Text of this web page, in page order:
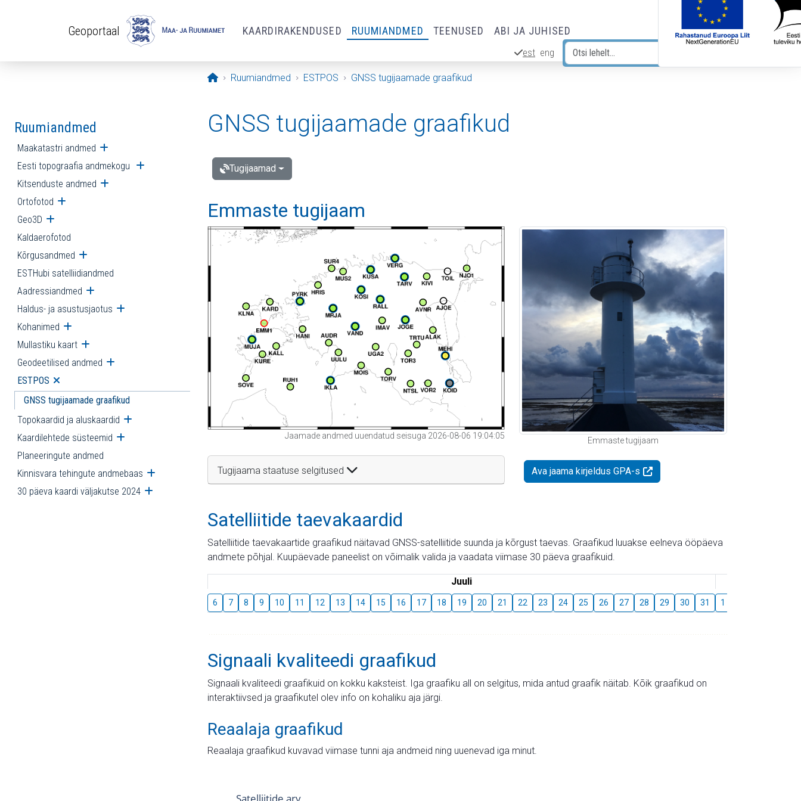
Geoportaal KAARDIRAKENDUSED RUUMIANDMED TEENUSED ABI JA JUHISED
est eng
Avaleht
Ruumiandmed ESTPOS GNSS tugijaamade graafikud
Ruumiandmed
Maakatastri andmed Ava alammenüü
Eesti topograafia andmekogu Ava alammenüü
Kitsenduste andmed Ava alammenüü
Ortofotod Ava alammenüü
Geo3D Ava alammenüü
Kaldaerofotod
Kõrgusandmed Ava alammenüü
ESTHubi satelliidiandmed
Aadressiandmed Ava alammenüü
Haldus- ja asustusjaotus Ava alammenüü
Kohanimed Ava alammenüü
Mullastiku kaart Ava alammenüü
Geodeetilised andmed Ava alammenüü
ESTPOS Ava alammenüü
GNSS tugijaamade graafikud
Topokaardid ja aluskaardid Ava alammenüü
Kaardilehtede süsteemid Ava alammenüü
Planeeringute andmed
Kinnisvara tehingute andmebaas Ava alammenüü
30 päeva kaardi väljakutse 2024 Ava alammenüü
GNSS tugijaamade graafikud
Tugijaamad
Emmaste tugijaam
Jaamade andmed uuendatud seisuga 2026-08-06 19:04:05
Tugijaama staatuse selgitused
Emmaste tugijaam
Ava jaama kirjeldus GPA-s
Satelliitide taevakaardid
Satelliitide taevakaartide graafikud näitavad GNSS-satelliitide suunda ja kõrgust taevas. Graafikud luuakse eelneva ööpäeva
andmete põhjal. Kuupäevade paneelist on võimalik valida ja vaadata viimase 30 päeva graafikuid.
Juuli
6 7 8 9 10 11 12 13 14 15 16 17 18 19 20 21 22 23 24 25 26 27 28 29 30 31 1
Signaali kvaliteedi graafikud
Signaali kvaliteedi graafikuid on kokku kaksteist. Iga graafiku all on selgitus, mida antud graafik näitab. Kõik graafikud on
interaktiivsed ja graafikutel olev info on kohaliku aja järgi.
Reaalaja graafikud
Reaalaja graafikud kuvavad viimase tunni aja andmeid ning uuenevad iga minut.